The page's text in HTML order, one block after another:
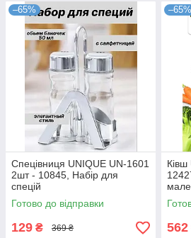
–65%
Спецівниця UNIQUE UN-1601
2шт - 10845, Набір для
спецій
Готово до відправки
129 ₴ 369 ₴
–65%
562